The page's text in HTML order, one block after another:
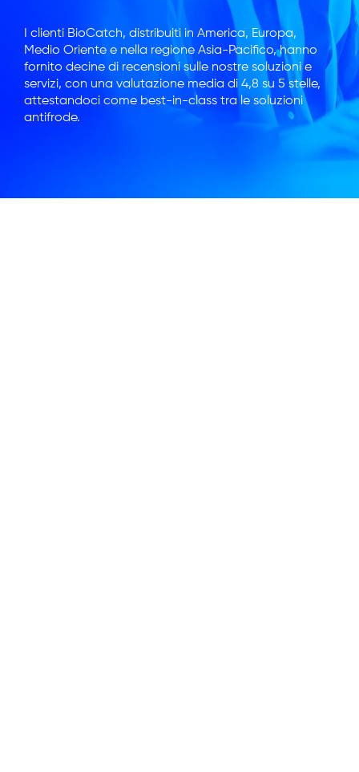
I clienti BioCatch, distribuiti in America, Europa,
Medio Oriente e nella regione Asia-Pacifico, hanno
fornito decine di recensioni sulle nostre soluzioni e
servizi, con una valutazione media di 4,8 su 5 stelle,
attestandoci come best-in-class tra le soluzioni
antifrode.